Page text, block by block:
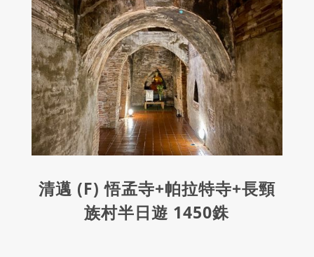
清邁 (F) 悟孟寺+帕拉特寺+長頸
族村半日遊 1450銖